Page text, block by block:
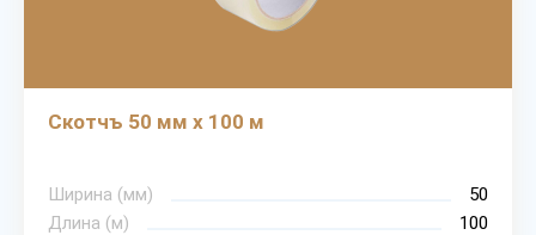
Скотчъ 50 мм х 100 м
Ширина (мм)
50
Длина (м)
100